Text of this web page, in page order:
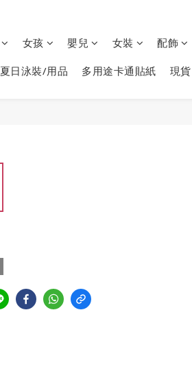
女孩 嬰兒 女裝 配飾
夏日泳裝/用品 多用途卡通貼紙 現貨